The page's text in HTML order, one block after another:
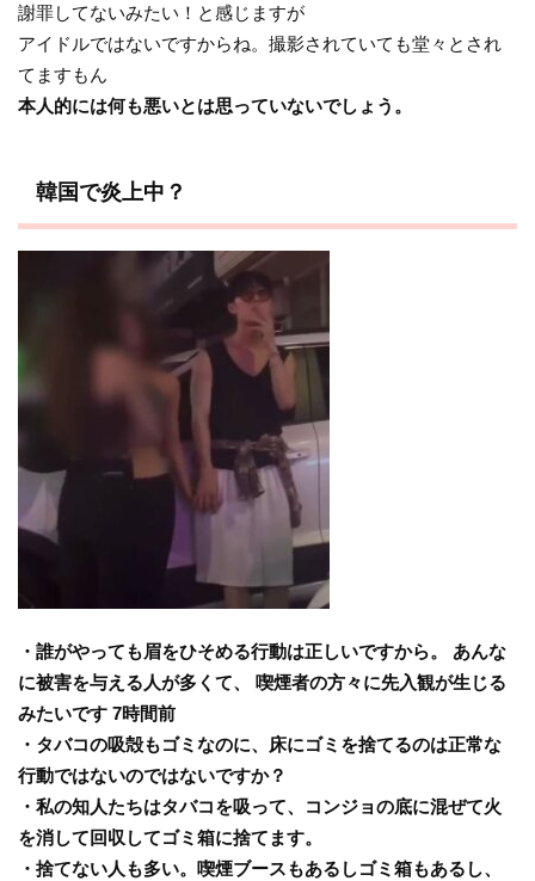
謝罪してないみたい！と感じますが
アイドルではないですからね。撮影されていても堂々とされ
てますもん
本人的には何も悪いとは思っていないでしょう。
韓国で炎上中？
・誰がやっても眉をひそめる行動は正しいですから。 あんな
に被害を与える人が多くて、 喫煙者の方々に先入観が生じる
みたいです 7時間前
・タバコの吸殻もゴミなのに、床にゴミを捨てるのは正常な
行動ではないのではないですか？
・私の知人たちはタバコを吸って、コンジョの底に混ぜて火
を消して回収してゴミ箱に捨てます。
・捨てない人も多い。喫煙ブースもあるしゴミ箱もあるし、